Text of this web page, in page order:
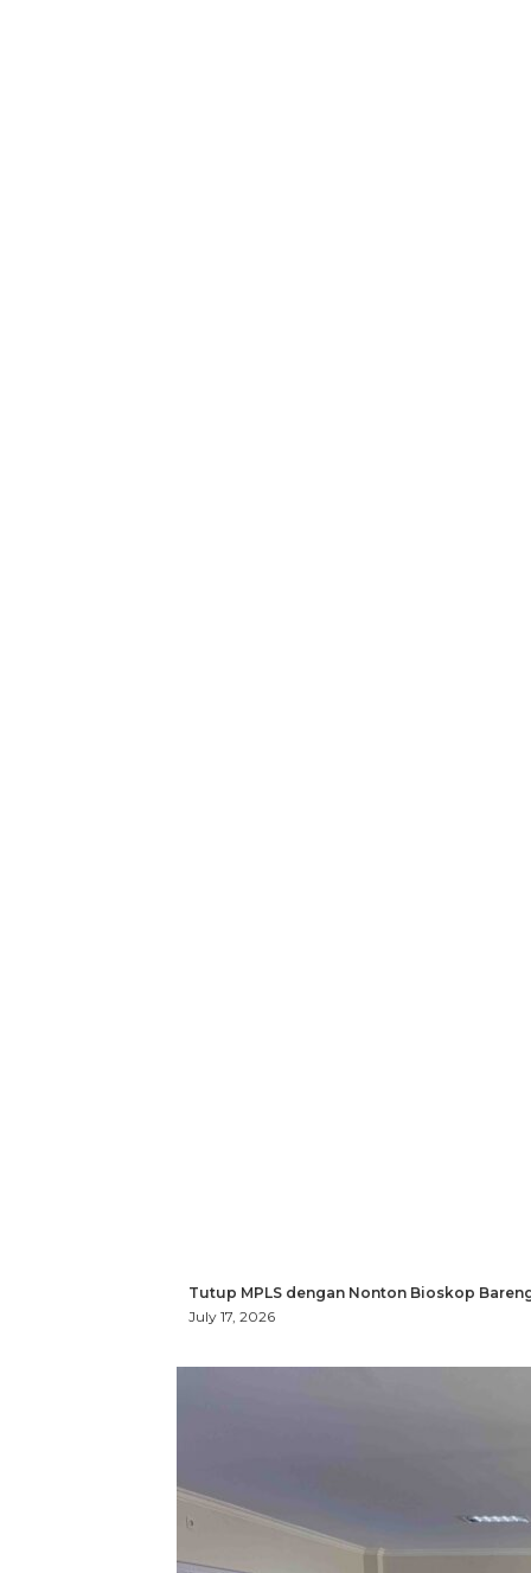
Tutup MPLS dengan Nonton Bioskop
July 17, 2026